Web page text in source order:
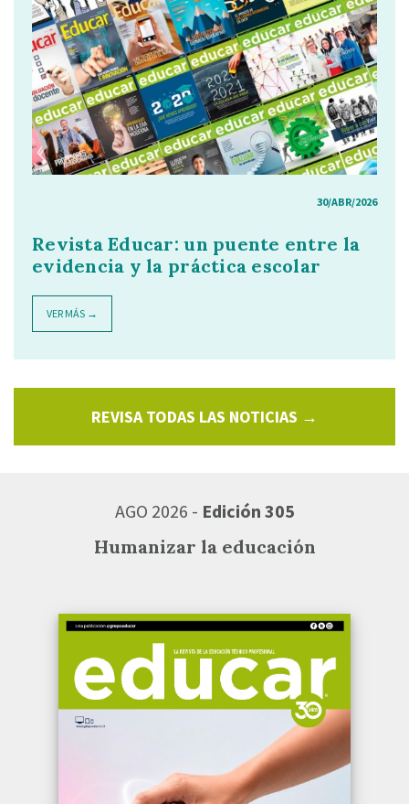
30/ABR/2026
Revista Educar: un puente entre la
evidencia y la práctica escolar
VER MÁS →
REVISA TODAS LAS NOTICIAS →
AGO 2026 - Edición 305
Humanizar la educación